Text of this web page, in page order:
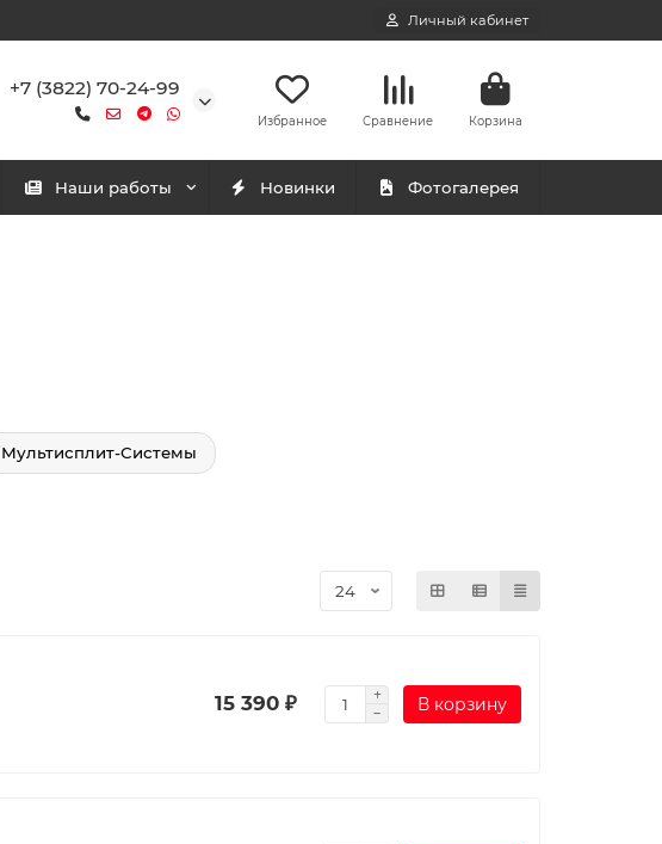
Личный кабинет
+7 (3822) 70-24-99
Избранное Сравнение Корзина
Наши работы Новинки Фотогалерея
Мультисплит-Системы
15 390 ₽ В корзину